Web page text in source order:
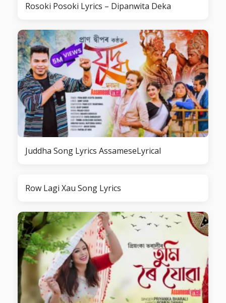
Rosoki Posoki Lyrics – Dipanwita Deka
Juddha Song Lyrics AssameseLyrical
Row Lagi Xau Song Lyrics